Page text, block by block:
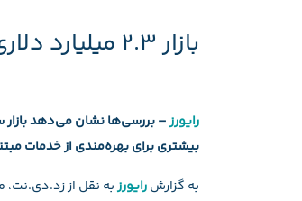
بازار ۲.۳ میلیارد دلاری ابزارهای DevOps در سال ۲۰۱۵
رایورز
بیشتری برای بهره‌مندی از خدمات
به گزارشرایورزبه نقل از زد.دی.نت،‌